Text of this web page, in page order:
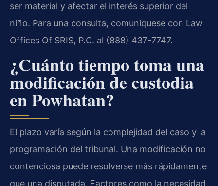
ser material y afectar el interés superior del
niño. Para una consulta, comuníquese con Law
Offices Of SRIS, P.C. al (888) 437-7747.
¿Cuánto tiempo toma una
modificación de custodia
en Powhatan?
El plazo varía según la complejidad del caso y la
programación del tribunal. Una modificación no
contenciosa puede resolverse más rápidamente
que una disputada. Factores como la necesidad